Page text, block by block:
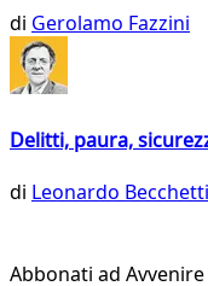
di Gerolamo Fazzini
Delitti, paura,
di Leonardo Becchetti
Abbonati ad Avvenire